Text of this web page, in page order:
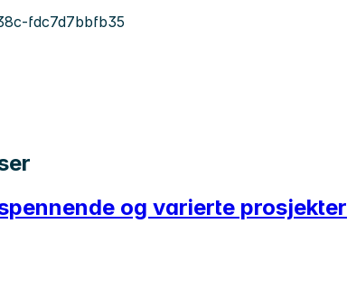
fdc7d7bbfb35
og varierte prosjekter